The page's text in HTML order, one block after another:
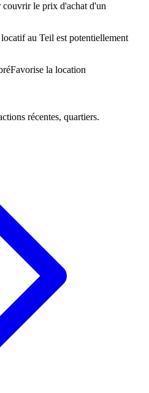
couvrir le prix d'achat d'un
au Teil est potentiellement
Favorise la location
récentes, quartiers.